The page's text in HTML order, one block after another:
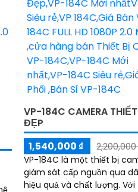
VP-184C CAMERA
ĐẸP
1,540,000 ₫
2,200,000
VP-184C là một thiết bị
giám sát cấp nguồn qua
hiệu quả và chất lượng. Với thiết kế